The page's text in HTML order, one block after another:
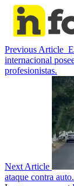
Previous Article
internacional
profesionistas.
Next Article
ataque contra auto.